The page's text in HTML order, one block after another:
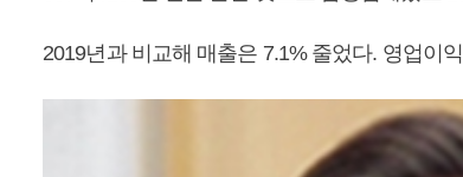
2019년과 비교해 매출은 7.1% 줄었다. 영업이